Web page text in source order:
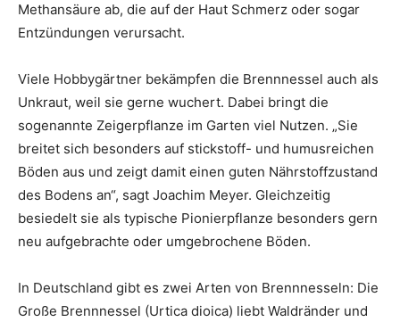
Methansäure ab, die auf der Haut Schmerz oder sogar
Entzündungen verursacht.
Viele Hobbygärtner bekämpfen die Brennnessel auch als
Unkraut, weil sie gerne wuchert. Dabei bringt die
sogenannte Zeigerpflanze im Garten viel Nutzen. „Sie
breitet sich besonders auf stickstoff- und humusreichen
Böden aus und zeigt damit einen guten Nährstoffzustand
des Bodens an“, sagt Joachim Meyer. Gleichzeitig
besiedelt sie als typische Pionierpflanze besonders gern
neu aufgebrachte oder umgebrochene Böden.
In Deutschland gibt es zwei Arten von Brennnesseln: Die
Große Brennnessel (Urtica dioica) liebt Waldränder und